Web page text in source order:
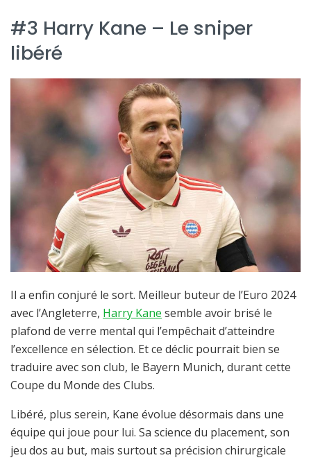
#3 Harry Kane – Le sniper
libéré
Il a enfin conjuré le sort. Meilleur buteur de l’Euro 2024
avec l’Angleterre, Harry Kane semble avoir brisé le
plafond de verre mental qui l’empêchait d’atteindre
l’excellence en sélection. Et ce déclic pourrait bien se
traduire avec son club, le Bayern Munich, durant cette
Coupe du Monde des Clubs.
Libéré, plus serein, Kane évolue désormais dans une
équipe qui joue pour lui. Sa science du placement, son
jeu dos au but, mais surtout sa précision chirurgicale